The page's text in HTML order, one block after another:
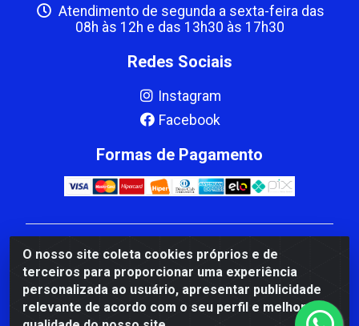
O nosso site coleta cookies próprios e de
terceiros para proporcionar uma experiência
personalizada ao usuário, apresentar publicidade
relevante de acordo com o seu perfil e melhorar a
Atendimento de segunda a sexta-feira das
08h às 12h e das 13h30 às 17h30
Redes Sociais
Instagram
Facebook
Formas de Pagamento
CBP MACEDO COMERCIO PEÇAS LTDA Matriz - av
Mauro Miranda Madureira, 1249 - Coramara , Cachoeiro
de Itapemirim/ES - CEP 29.311-310 - CNPJ
00.502.680/0001-41